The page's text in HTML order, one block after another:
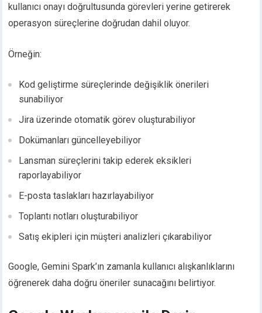
kullanıcı onayı doğrultusunda görevleri yerine getirerek
operasyon süreçlerine doğrudan dahil oluyor.
Örneğin:
Kod geliştirme süreçlerinde değişiklik önerileri
sunabiliyor
Jira üzerinde otomatik görev oluşturabiliyor
Dokümanları güncelleyebiliyor
Lansman süreçlerini takip ederek eksikleri
raporlayabiliyor
E-posta taslakları hazırlayabiliyor
Toplantı notları oluşturabiliyor
Satış ekipleri için müşteri analizleri çıkarabiliyor
Google, Gemini Spark’ın zamanla kullanıcı alışkanlıklarını
öğrenerek daha doğru öneriler sunacağını belirtiyor.